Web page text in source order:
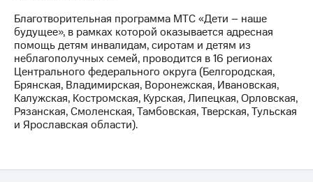
отчетность
Контакты
Новости
в
регионе
и акционерам
Благотворительная программа МТС «Дети – наше
будущее», в рамках которой оказывается адресная
помощь детям инвалидам, сиротам и детям из
неблагополучных семей, проводится в 16 регионах
Центрального федерального округа (Белгородская,
Брянская, Владимирская, Воронежская, Ивановская,
Калужская, Костромская, Курская, Липецкая, Орловская,
Рязанская, Смоленская, Тамбовская, Тверская, Тульская
и Ярославская области).